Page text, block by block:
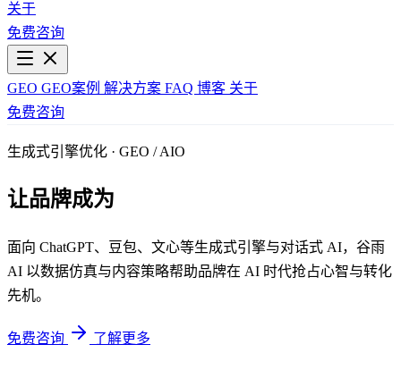
关于
免费咨询
GEO GEO案例 解决方案 FAQ 博客 关于
免费咨询
生成式引擎优化 · GEO / AIO
让品牌成为
面向 ChatGPT、豆包、文心等生成式引擎与对话式 AI，谷雨
AI 以数据仿真与内容策略帮助品牌在 AI 时代抢占心智与转化
先机。
免费咨询 了解更多